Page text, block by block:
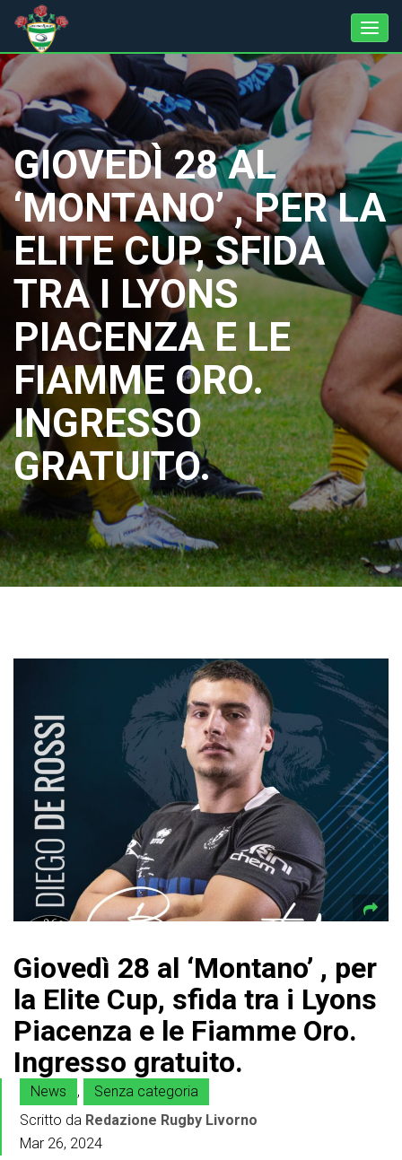
GIOVEDÌ 28 AL
‘MONTANO’ , PER LA
ELITE CUP, SFIDA
TRA I LYONS
PIACENZA E LE
FIAMME ORO.
INGRESSO
GRATUITO.
Giovedì 28 al ‘Montano’ , per
la Elite Cup, sfida tra i Lyons
Piacenza e le Fiamme Oro.
Ingresso gratuito.
News ,
Senza categoria
Scritto da Redazione Rugby Livorno
Mar 26, 2024